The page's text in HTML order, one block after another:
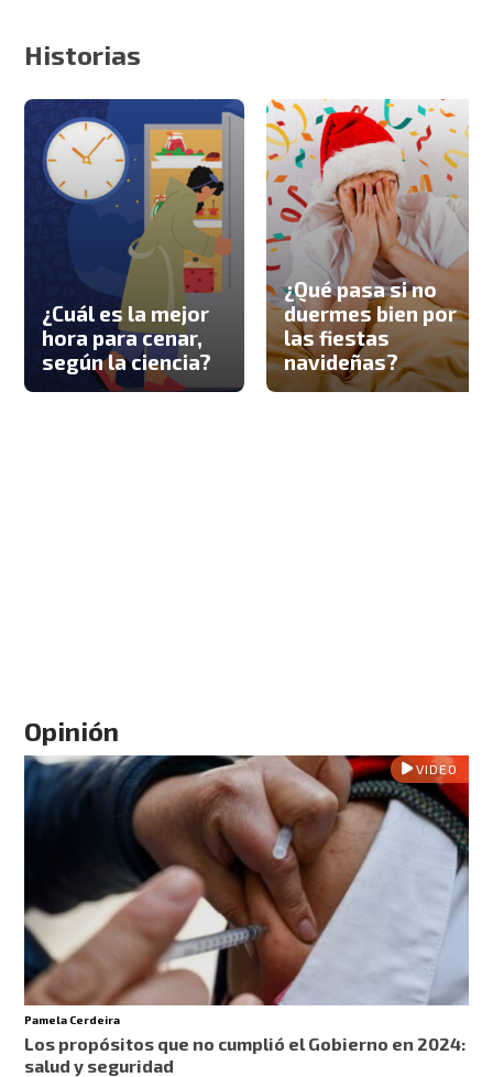
Historias
¿Cuál es la mejor
hora para cenar,
según la ciencia?
¿Qué pasa si no
duermes bien por
las fiestas
navideñas?
Opinión
VIDEO
Pamela Cerdeira
Los propósitos que no cumplió el Gobierno en 2024:
salud y seguridad